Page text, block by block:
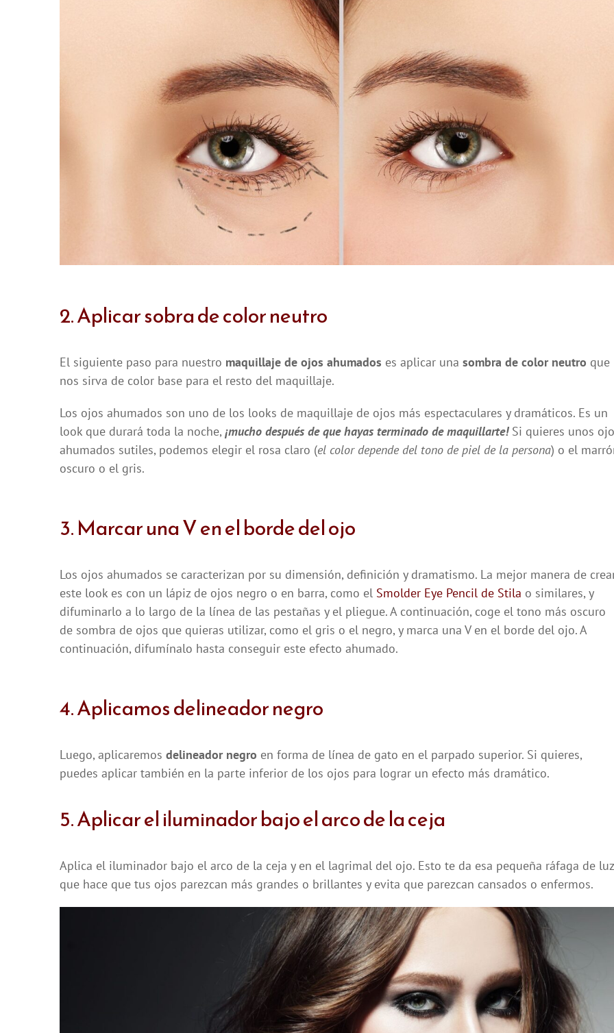
2. Aplicar sobra de color neutro
El siguiente paso para nuestro maquillaje de ojos ahumados es aplicar una sombra de color neutro que
nos sirva de color base para el resto del maquillaje.
Los ojos ahumados son uno de los looks de maquillaje de ojos más espectaculares y dramáticos. Es un
look que durará toda la noche, ¡mucho después de que hayas terminado de maquillarte!Si quieres unos
ahumados sutiles, podemos elegir el rosa claro (el color depende del tono de piel de la persona) o el
oscuro o el gris.
3. Marcar una V en el borde del ojo
Los ojos ahumados se caracterizan por su dimensión, definición y dramatismo. La mejor manera de
este look es con un lápiz de ojos negro o en barra, como el Smolder Eye Pencil de Stila o similares, y
difuminarlo a lo largo de la línea de las pestañas y el pliegue. A continuación, coge el tono más oscuro
de sombra de ojos que quieras utilizar, como el gris o el negro, y marca una V en el borde del ojo. A
continuación, difumínalo hasta conseguir este efecto ahumado.
4. Aplicamos delineador negro
Luego, aplicaremos delineador negro en forma de línea de gato en el parpado superior. Si quieres,
puedes aplicar también en la parte inferior de los ojos para lograr un efecto más dramático.
5. Aplicar el iluminador bajo el arco de la ceja
Aplica el iluminador bajo el arco de la ceja y en el lagrimal del ojo. Esto te da esa pequeña ráfaga de
que hace que tus ojos parezcan más grandes o brillantes y evita que parezcan cansados o enfermos.